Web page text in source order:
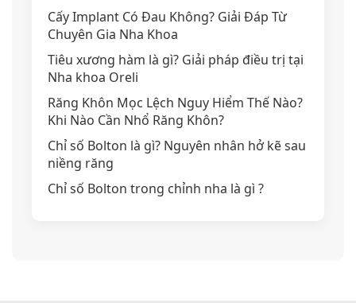
Cấy Implant Có Đau Không? Giải Đáp Từ
Chuyên Gia Nha Khoa
Tiêu xương hàm là gì? Giải pháp điều trị tại
Nha khoa Oreli
Răng Khôn Mọc Lệch Nguy Hiểm Thế Nào?
Khi Nào Cần Nhổ Răng Khôn?
Chỉ số Bolton là gì? Nguyên nhân hở kẽ sau
niềng răng
Chỉ số Bolton trong chỉnh nha là gì ?